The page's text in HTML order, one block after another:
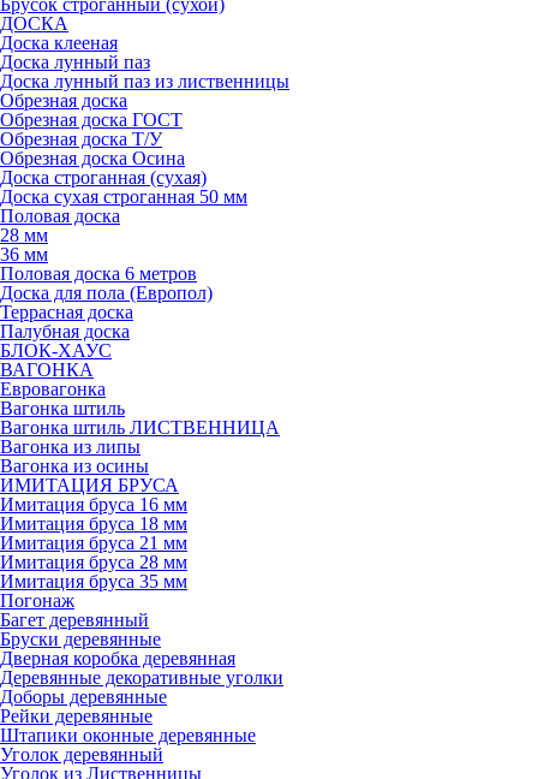
Брусок строганный (сухой)
ДОСКА
Доска клееная
Доска лунный паз
Доска лунный паз из лиственницы
Обрезная доска
Обрезная доска ГОСТ
Обрезная доска Т/У
Обрезная доска Осина
Доска строганная (сухая)
Доска сухая строганная 50 мм
Половая доска
28 мм
36 мм
Половая доска 6 метров
Доска для пола (Европол)
Террасная доска
Палубная доска
БЛОК-ХАУС
ВАГОНКА
Евровагонка
Вагонка штиль
Вагонка штиль ЛИСТВЕННИЦА
Вагонка из липы
Вагонка из осины
ИМИТАЦИЯ БРУСА
Имитация бруса 16 мм
Имитация бруса 18 мм
Имитация бруса 21 мм
Имитация бруса 28 мм
Имитация бруса 35 мм
Погонаж
Багет деревянный
Бруски деревянные
Дверная коробка деревянная
Деревянные декоративные уголки
Доборы деревянные
Рейки деревянные
Штапики оконные деревянные
Уголок деревянный
Уголок из Лиственницы